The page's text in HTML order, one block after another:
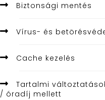
Biztonsági mentés
Vírus- és
Cache kezelés
Tartalmi
/ óradíj mellett